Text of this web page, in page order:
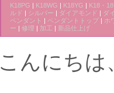
K18PG | K18WG | K18YG | K18・
ルド | シルバー | ダイアモンド | ダ
ペンダント | ペンダントトップ | ホ
ー | 修理 | 加工 | 新品仕上げ
こんにちは